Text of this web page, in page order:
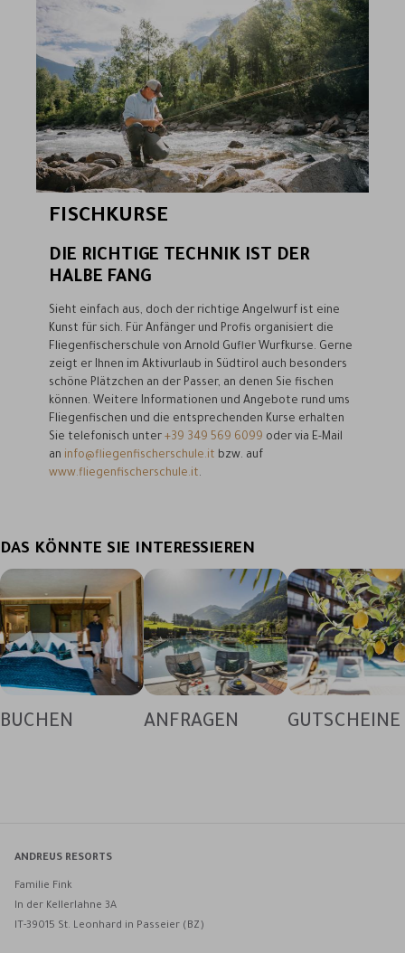
FISCHKURSE
DIE RICHTIGE TECHNIK IST DER
HALBE FANG
Sieht einfach aus, doch der richtige Angelwurf ist eine
Kunst für sich. Für Anfänger und Profis organisiert die
Fliegenfischerschule von Arnold Gufler Wurfkurse. Gerne
zeigt er Ihnen im Aktivurlaub in Südtirol auch besonders
schöne Plätzchen an der Passer, an denen Sie fischen
können. Weitere Informationen und Angebote rund ums
Fliegenfischen und die entsprechenden Kurse erhalten
Sie telefonisch unter +39 349 569 6099 oder via E-Mail
an info@fliegenfischerschule.it bzw. auf
www.fliegenfischerschule.it.
DAS KÖNNTE SIE INTERESSIEREN
BUCHEN ANFRAGEN GUTSCHEINE
ANDREUS RESORTS
Familie Fink
In der Kellerlahne 3A
IT-39015 St. Leonhard in Passeier (BZ)